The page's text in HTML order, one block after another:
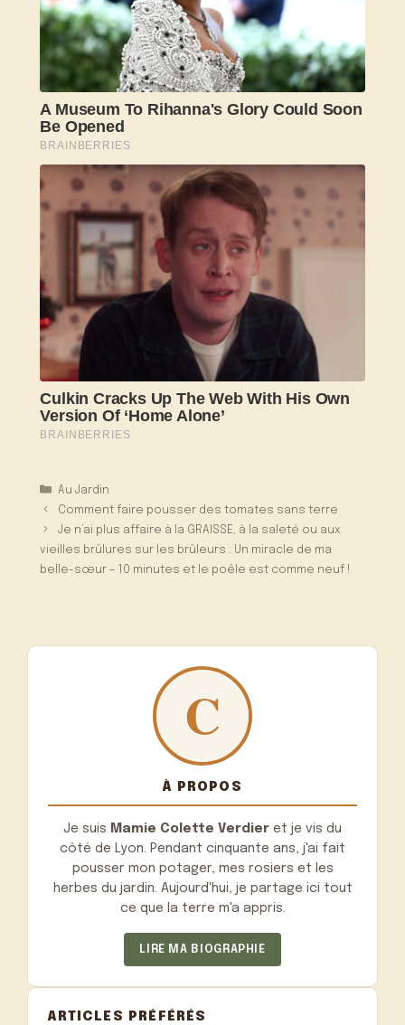
Catégories
Au Jardin
Comment faire pousser des tomates sans terre
Je n’ai plus affaire à la GRAISSE, à la saleté ou aux
vieilles brûlures sur les brûleurs : Un miracle de ma
belle-sœur – 10 minutes et le poêle est comme neuf !
À PROPOS
Je suis Mamie Colette Verdier et je vis du
côté de Lyon. Pendant cinquante ans, j'ai fait
pousser mon potager, mes rosiers et les
herbes du jardin. Aujourd'hui, je partage ici tout
ce que la terre m'a appris.
LIRE MA BIOGRAPHIE
ARTICLES PRÉFÉRÉS